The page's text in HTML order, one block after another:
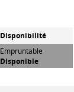
Disponibilité
Empruntable
Disponible